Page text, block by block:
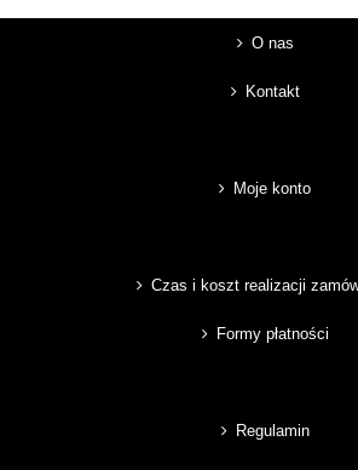
O nas
Kontakt
Moje konto
Czas i koszt realizacji
Formy płatności
Regulamin